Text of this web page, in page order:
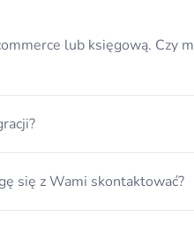
lub księgową. Czy mogę
się z Wami skontaktować?